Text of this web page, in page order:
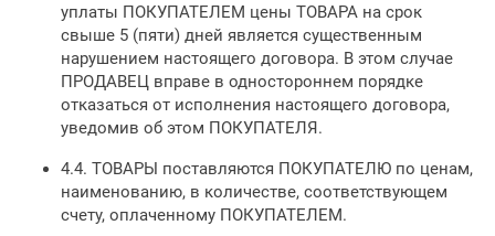
уплаты ПОКУПАТЕЛЕМ цены ТОВАРА на срок
свыше 5 (пяти) дней является существенным
нарушением настоящего договора. В этом случае
ПРОДАВЕЦ вправе в одностороннем порядке
отказаться от исполнения настоящего договора,
уведомив об этом ПОКУПАТЕЛЯ.
4.4. ТОВАРЫ поставляются ПОКУПАТЕЛЮ по ценам,
наименованию, в количестве, соответствующем
счету, оплаченному ПОКУПАТЕЛЕМ.